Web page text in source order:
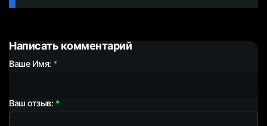
Написать комментарий
Ваше Имя:
Ваш отзыв: